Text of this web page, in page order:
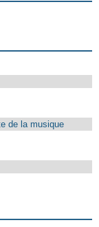
de la musique